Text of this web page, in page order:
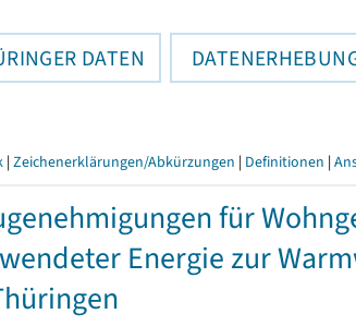
DATEN
| Zeichenerklärungen/Abkürzungen | Definitionen |
für
Energie zur